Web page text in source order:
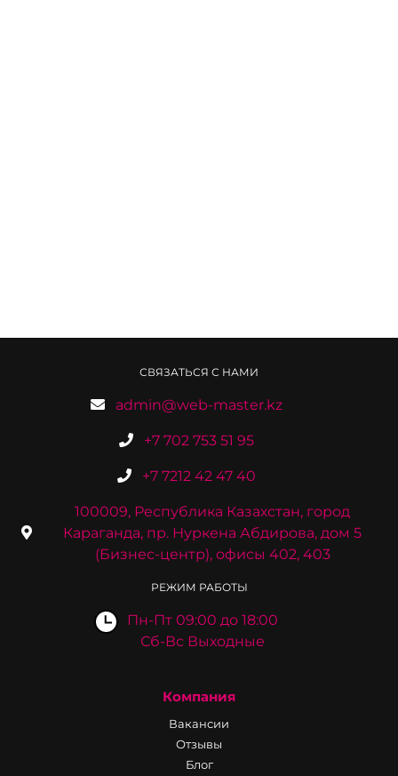
СВЯЗАТЬСЯ С НАМИ
admin@web-master.kz
+7 702 753 51 95
+7 7212 42 47 40
100009, Республика Казахстан, город
Караганда, пр. Нуркена Абдирова, дом 5
(Бизнес-центр), офисы 402, 403
РЕЖИМ РАБОТЫ
Пн-Пт 09:00 до 18:00
Сб-Вс Выходные
Компания
Вакансии
Отзывы
Блог